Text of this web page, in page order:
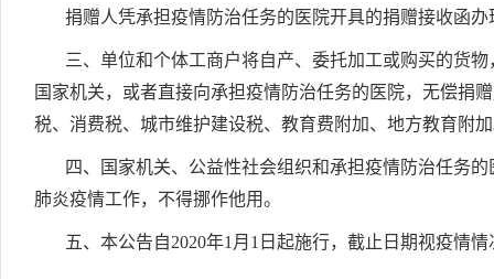
捐赠人凭承担疫情防治任务的医院开具的捐赠接收函
三、单位和个体工商户将自产、委托加工或购买的货
国家机关，或者直接向承担疫情防治任务的医院，无偿捐
税、消费税、城市维护建设税、教育费附加、地方教育附
四、国家机关、公益性社会组织和承担疫情防治任务
肺炎疫情工作，不得挪作他用。
五、本公告自2020年1月1日起施行，截止日期视疫情